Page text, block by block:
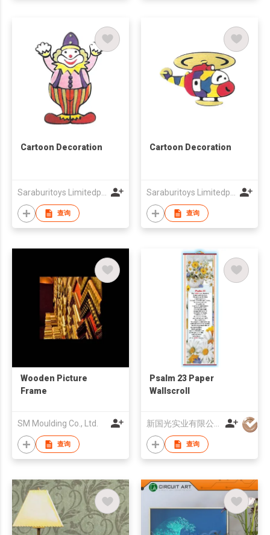
Cartoon Decoration
查询
Cartoon Decoration
查询
Wooden Picture
Frame
SM Moulding Co., Ltd.
查询
Psalm 23 Paper
Wallscroll
新国光实业有限公司
查询